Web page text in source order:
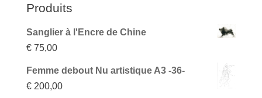
Produits
Sanglier à l'Encre de Chine
€75,00
Femme debout Nu artistique A3 -36-
€200,00